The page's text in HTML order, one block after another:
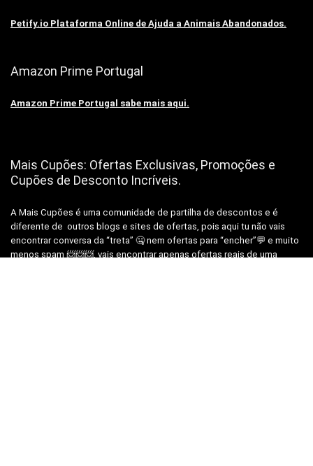
Petify.io Plataforma Online de Ajuda a Animais Abandonados.
Amazon Prime Portugal
Amazon Prime Portugal sabe mais aqui.
Mais Cupões: Ofertas Exclusivas, Promoções e
Cupões de Desconto Incríveis.
A Mais Cupões é uma comunidade de partilha de descontos e é
diferente de outros blogs e sites de ofertas, pois aqui tu não vais
encontrar conversa da “treta” 🤐 nem ofertas para “encher”💬 e muito
menos spam 📨📨📨, vais encontrar apenas ofertas reais de uma